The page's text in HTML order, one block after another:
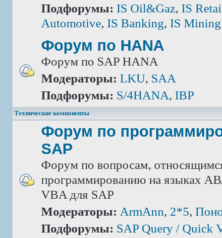
Подфорумы: IS Oil&Gaz, IS
Automotive, IS Banking, IS Mining
Форум по HANA
Форум по SAP HANA
Модераторы: LKU, SAA
Подфорумы: S/4HANA, IBP
Технические компоненты
Форум по
SAP
Форум по вопросам,
программированию на языках
VBA для SAP
Модераторы: ArmAnn, 2*5,
Подфорумы: SAP Query / Quick